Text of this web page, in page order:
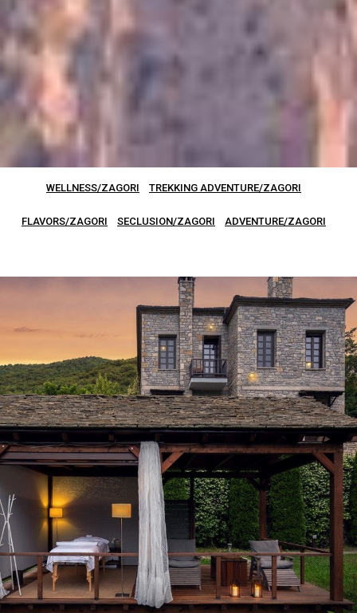
WELLNESS/ZAGORI TREKKING ADVENTURE/ZAGORI
FLAVORS/ZAGORI SECLUSION/ZAGORI ADVENTURE/ZAGORI